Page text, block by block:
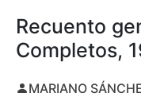
Recuento
Completos,
MARIANO